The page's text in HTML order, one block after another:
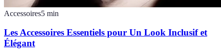
Accessoires5 min
Les Accessoires Essentiels pour Un Look Inclusif et
Élégant